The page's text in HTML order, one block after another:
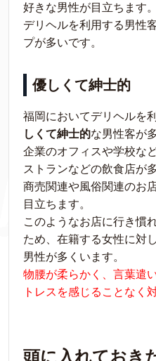
好きな男性が目立ちます。
デリヘルを利用する男性
プが多いです。
優しくて紳士的
福岡においてデリヘルを
しくて紳士的な男性客が
企業のオフィスや学校な
ストランなどの飲食店が
商売関連や風俗関連のお
目立ちます。
このようなお店に行き慣
ため、在籍する女性に対
男性が多くいます。
物腰が柔らかく、言葉遣
トレスを感じることなく
頭に入れておき